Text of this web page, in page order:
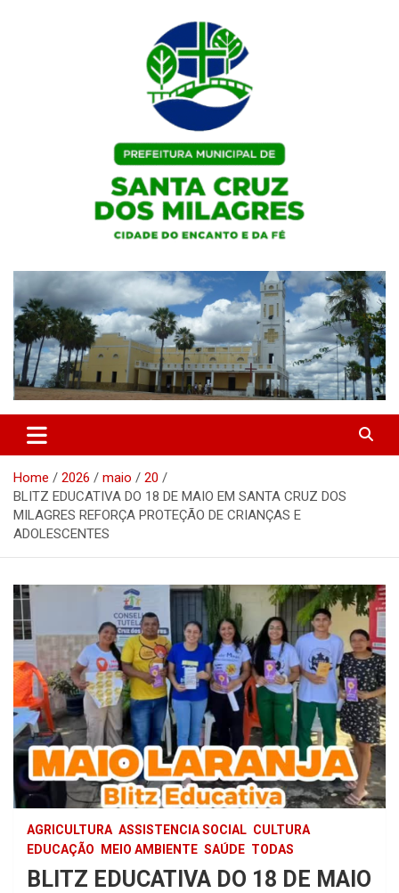
Prefeitura de Santa Cruz dos
Milagres / PI
Home 2026 maio
20
BLITZ EDUCATIVA DO 18 DE MAIO EM SANTA CRUZ DOS
MILAGRES REFORÇA PROTEÇÃO DE CRIANÇAS E
ADOLESCENTES
AGRICULTURA ASSISTENCIA SOCIAL CULTURA
EDUCAÇÃO
MEIO AMBIENTE SAÚDE TODAS
BLITZ EDUCATIVA DO 18 DE MAIO